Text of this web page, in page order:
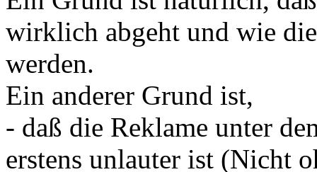
wirklich abgeht und wie
werden.
Ein anderer Grund ist,
- daß die Reklame unter
erstens unlauter ist (Nicht